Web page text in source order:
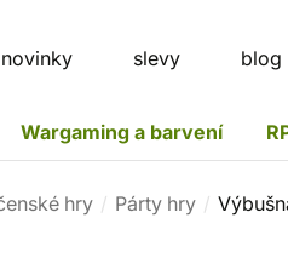
novinky slevy blog
Wargaming a barvení
hry Párty hry